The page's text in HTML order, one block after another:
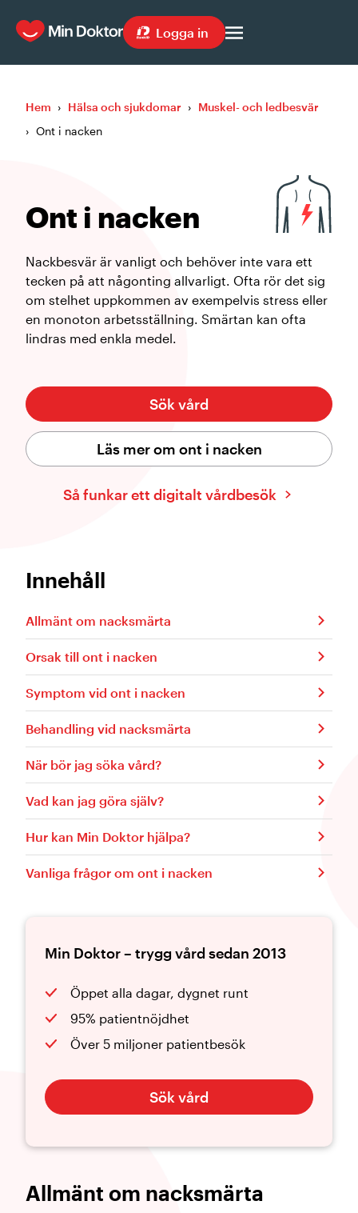
Logga in
Hem › Hälsa och sjukdomar › Muskel- och ledbesvär
› Ont i nacken
Ont i nacken
Nackbesvär är vanligt och behöver inte vara ett
tecken på att någonting allvarligt. Ofta rör det sig
om stelhet uppkommen av exempelvis stress eller
en monoton arbetsställning. Smärtan kan ofta
lindras med enkla medel.
Läs mer om ont i nacken
Sök vård
Så funkar ett digitalt vårdbesök
Allmänt om nacksmärta
Innehåll
Allmänt om nacksmärta
Orsak till ont i nacken
Symptom vid ont i nacken
Behandling vid nacksmärta
När bör jag söka vård?
Vad kan jag göra själv?
Hur kan Min Doktor hjälpa?
Vanliga frågor om ont i nacken
Min Doktor – trygg vård sedan 2013
Öppet alla dagar, dygnet runt
95% patientnöjdhet
Över 5 miljoner patientbesök
Sök vård